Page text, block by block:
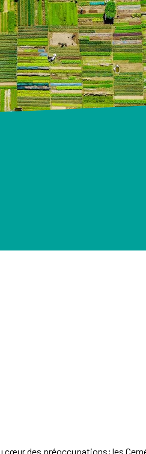
cœur des préoccupations; les